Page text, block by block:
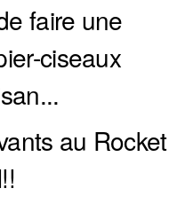
faire une
ciseaux
au Rocket